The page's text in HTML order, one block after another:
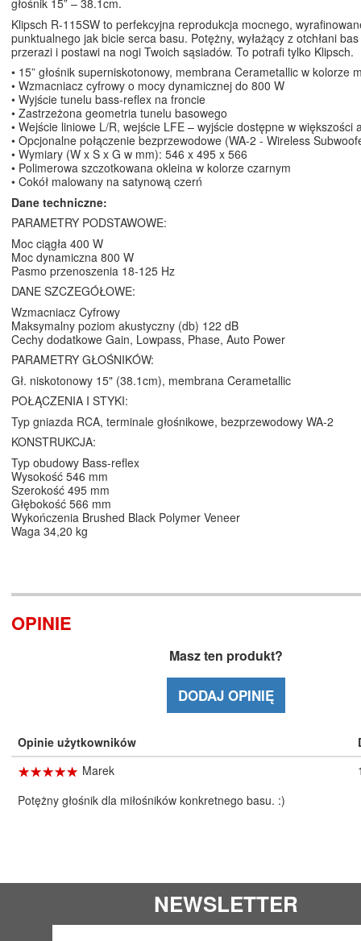
głośnik 15” – 38.1cm.
Klipsch R-115SW to perfekcyjna reprodukcja mocnego,
punktualnego jak bicie serca basu. Potężny, wyłażący z otchłani
przerazi i postawi na nogi Twoich sąsiadów. To potrafi tylko Klipsch.
• 15” głośnik superniskotonowy, membrana Cerametallic w kolorze
• Wzmacniacz cyfrowy o mocy dynamicznej do 800 W
• Wyjście tunelu bass-reflex na froncie
• Zastrzeżona geometria tunelu basowego
• Wejście liniowe L/R, wejście LFE – wyjście dostępne w większości
• Opcjonalne połączenie bezprzewodowe (WA-2 - Wireless
• Wymiary (W x S x G w mm): 546 x 495 x 566
• Polimerowa szczotkowana okleina w kolorze czarnym
• Cokół malowany na satynową czerń
Dane techniczne:
PARAMETRY PODSTAWOWE:
Moc ciągła 400 W
Moc dynamiczna 800 W
Pasmo przenoszenia 18-125 Hz
DANE SZCZEGÓŁOWE:
Wzmacniacz Cyfrowy
Maksymalny poziom akustyczny (db) 122 dB
Cechy dodatkowe Gain, Lowpass, Phase, Auto Power
PARAMETRY GŁOŚNIKÓW:
Gł. niskotonowy 15" (38.1cm), membrana Cerametallic
POŁĄCZENIA I STYKI:
Typ gniazda RCA, terminale głośnikowe, bezprzewodowy WA-2
KONSTRUKCJA:
Typ obudowy Bass-reflex
Wysokość 546 mm
Szerokość 495 mm
Głębokość 566 mm
Wykończenia Brushed Black Polymer Veneer
Waga 34,20 kg
OPINIE
Masz ten produkt?
DODAJ OPINIĘ
Opinie użytkowników
☆☆☆☆☆
★★★★★ Marek
Potężny głośnik dla miłośników konkretnego basu. :)
NEWSLETTER